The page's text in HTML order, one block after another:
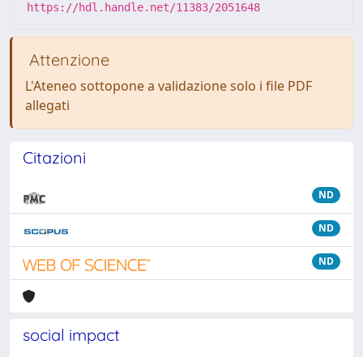
https://hdl.handle.net/11383/2051648
Attenzione
L'Ateneo sottopone a validazione solo i file PDF
allegati
Citazioni
ND
ND
ND
social impact